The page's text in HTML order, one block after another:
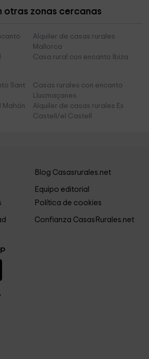
otras zonas cercanas
Alquiler de casas rurales
Mallorca
Casa rural con encanto Ibiza
Sant
Casas rurales con encanto
Llucmaçanes
Mahón
Alquiler de casas rurales Es
Castell/el Castell
Blog Casasrurales.net
Equipo editorial
Política de cookies
Confianza CasasRurales.net